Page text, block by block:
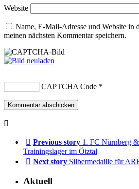
Website
Name, E-Mail-Adresse und Website in
meinen nächsten Kommentar speichern.
CAPTCHA Code *
Previous story 1. FC Nürnberg
Trainingslager im Ötztal
Next story Silbermedaille für
Aktuell